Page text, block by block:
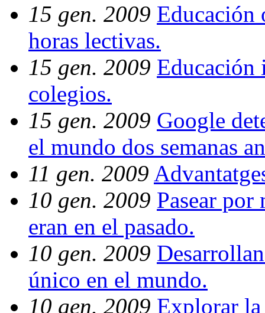
15 gen. 2009 Educación
horas lectivas.
15 gen. 2009 Educación
colegios.
15 gen. 2009 Google
el mundo dos semanas
11 gen. 2009
10 gen. 2009 Pasear
eran en el pasado.
10 gen. 2009
único en el mundo.
10 gen. 2009 Explorar la